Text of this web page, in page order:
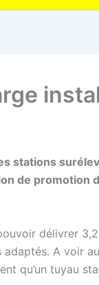
stations
de
délivrer
adaptés. A voir
qu’un tuyau